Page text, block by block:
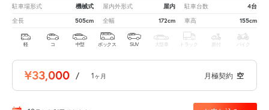
駐車場形式 機械式 屋内外形式 屋内 駐車台数 4台
全長 505cm 全幅 172cm 車高 155cm
軽 コ 中型 ボックス SUV 大型車 トラック 原付 バイク
¥33,000 / 1ヶ月 月極契約 空